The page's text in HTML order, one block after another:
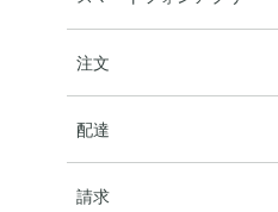
注文
配達
請求